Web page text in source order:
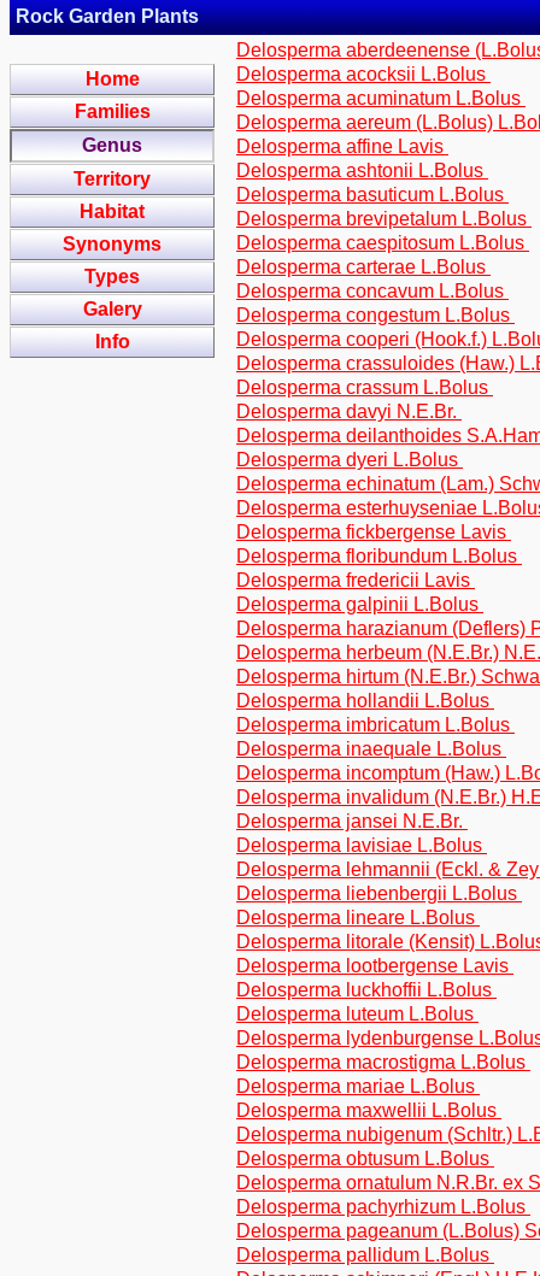
Rock Garden Plants
Home
Families
Genus
Territory
Habitat
Synonyms
Types
Galery
Info
Delosperma aberdeenense
Delosperma acocksii L.Bolus
Delosperma acuminatum L.Bolus
Delosperma aereum (L.Bolus)
Delosperma affine Lavis
Delosperma ashtonii L.Bolus
Delosperma basuticum L.Bolus
Delosperma brevipetalum L.Bolus
Delosperma caespitosum L.Bolus
Delosperma carterae L.Bolus
Delosperma concavum L.Bolus
Delosperma congestum L.Bolus
Delosperma cooperi (Hook.f.)
Delosperma crassuloides (Haw.)
Delosperma crassum L.Bolus
Delosperma davyi N.E.Br.
Delosperma deilanthoides
Delosperma dyeri L.Bolus
Delosperma echinatum (Lam.)
Delosperma esterhuyseniae
Delosperma fickbergense Lavis
Delosperma floribundum L.Bolus
Delosperma fredericii Lavis
Delosperma galpinii L.Bolus
Delosperma harazianum (Deflers)
Delosperma herbeum (N.E.Br.)
Delosperma hirtum (N.E.Br.)
Delosperma hollandii L.Bolus
Delosperma imbricatum L.Bolus
Delosperma inaequale L.Bolus
Delosperma incomptum (Haw.)
Delosperma invalidum (N.E.Br.)
Delosperma jansei N.E.Br.
Delosperma lavisiae L.Bolus
Delosperma lehmannii (Eckl. &
Delosperma liebenbergii L.Bolus
Delosperma lineare L.Bolus
Delosperma litorale (Kensit)
Delosperma lootbergense Lavis
Delosperma luckhoffii L.Bolus
Delosperma luteum L.Bolus
Delosperma lydenburgense
Delosperma macrostigma L.Bolus
Delosperma mariae L.Bolus
Delosperma maxwellii L.Bolus
Delosperma nubigenum (Schltr.)
Delosperma obtusum L.Bolus
Delosperma ornatulum N.R.Br. ex
Delosperma pachyrhizum L.Bolus
Delosperma pageanum (L.Bolus)
Delosperma pallidum L.Bolus